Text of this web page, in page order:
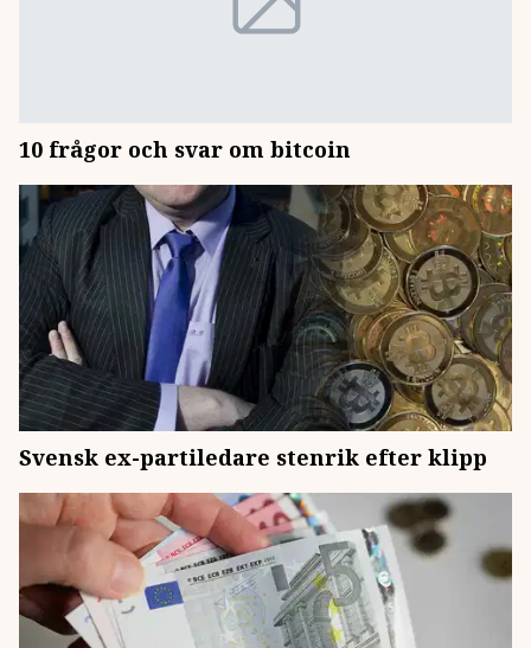
10 frågor och svar om bitcoin
Svensk ex-partiledare stenrik efter klipp